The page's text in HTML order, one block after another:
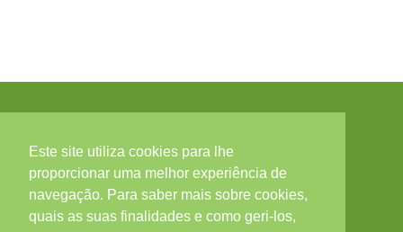
Este site utiliza cookies para lhe
proporcionar uma melhor experiência de
navegação. Para saber mais sobre cookies,
quais as suas finalidades e como geri-los,
Contactos
Zona Industrial, Arruamento C - Lote 56, 3850-184
ALBERGARIA-A-VELHA